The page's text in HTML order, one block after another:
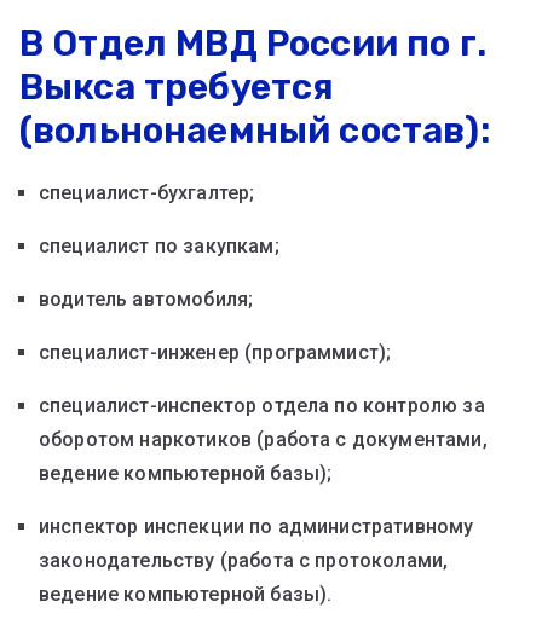
В Отдел МВД России по г.
Выкса требуется
(вольнонаемный состав):
специалист-бухгалтер;
специалист по закупкам;
водитель автомобиля;
специалист-инженер (программист);
специалист-инспектор отдела по контролю за
оборотом наркотиков (работа с документами,
ведение компьютерной базы);
инспектор инспекции по административному
законодательству (работа с протоколами,
ведение компьютерной базы).